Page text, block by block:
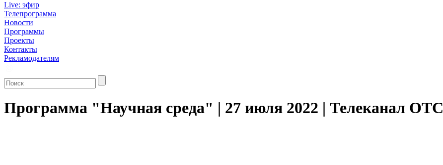
Live: эфир
Телепрограмма
Новости
Программы
Проекты
Контакты
Рекламодателям
Программа "Научная среда" | 27 июля 2022 | Телеканал ОТС